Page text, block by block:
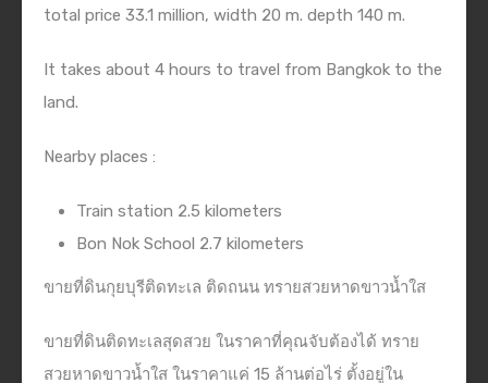
total price 33.1 million, width 20 m. depth 140 m.
It takes about 4 hours to travel from Bangkok to the
land.
Nearby places :
Train station 2.5 kilometers
Bon Nok School 2.7 kilometers
ขายที่ดินกุยบุรีติดทะเล ติดถนน ทรายสวยหาดขาวน้ำใส
ขายที่ดินติดทะเลสุดสวย ในราคาที่คุณจับต้องได้ ทราย
สวยหาดขาวน้ำใส ในราคาแค่ 15 ล้านต่อไร่ ตั้งอยู่ใน